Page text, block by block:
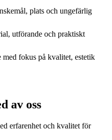
plats och ungefärlig
utförande och praktiskt
fokus på kvalitet, estetik
av oss
erfarenhet och kvalitet för